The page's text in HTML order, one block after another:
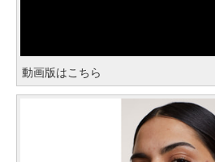
動画版はこちら